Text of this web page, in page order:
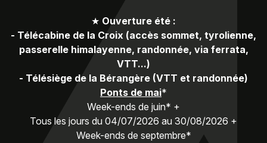
★ Ouverture été :
- Télécabine de la Croix (accès sommet, tyrolienne,
passerelle himalayenne, randonnée, via ferrata,
VTT...)
- Télésiège de la Bérangère (VTT et randonnée)
Ponts de mai*
Week-ends de juin* +
Tous les jours du 04/07/2026 au 30/08/2026 +
Week-ends de septembre*